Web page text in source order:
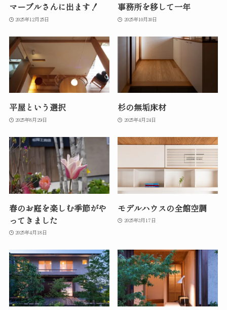
マーブルさんに出ます！
2025年12月25日
事務所を移して一年
2025年10月30日
平屋という選択
2025年8月29日
杉の無垢床材
2025年4月24日
春のお庭を楽しむ季節がや
ってきました
2025年4月18日
モデルハウスの全館空調
2025年3月17日